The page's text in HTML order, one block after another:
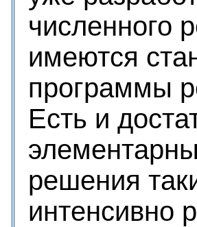
численного
имеются
программы
Есть и
решения
интенсивно